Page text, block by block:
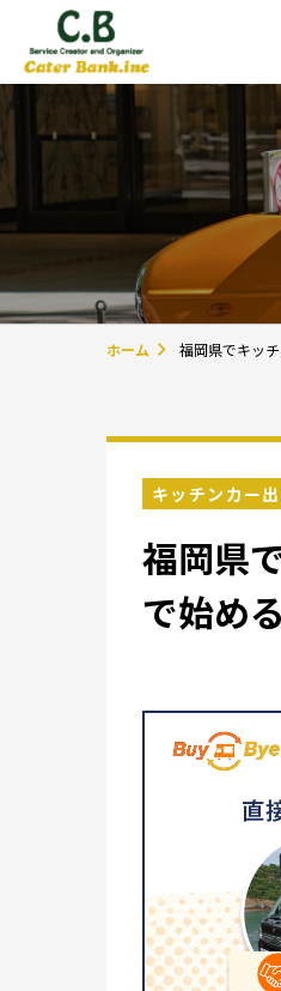
ホーム 福岡県でキッ
キッチンカー
福岡県
で始め